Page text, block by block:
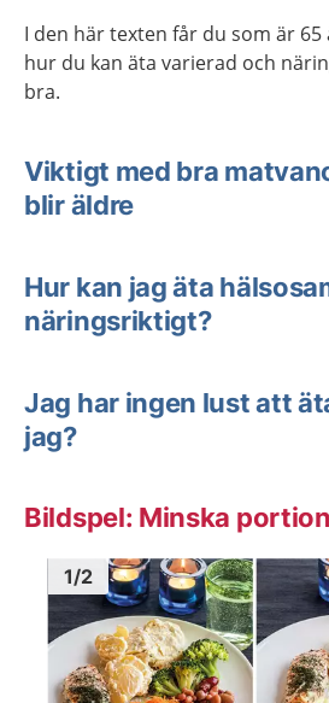
I den här texten får du som är
hur du kan äta varierad och
bra.
Viktigt med bra
blir äldre
Hur kan jag äta
näringsriktigt?
Jag har ingen lust att
jag?
Bildspel: Minska
Bild 1
1/2